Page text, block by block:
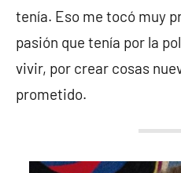
tenía. Eso me tocó muy
pasión que tenía por la
vivir, por crear cosas
prometido.